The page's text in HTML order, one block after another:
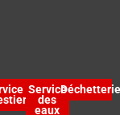
Service
des
eaux
Déchetterie